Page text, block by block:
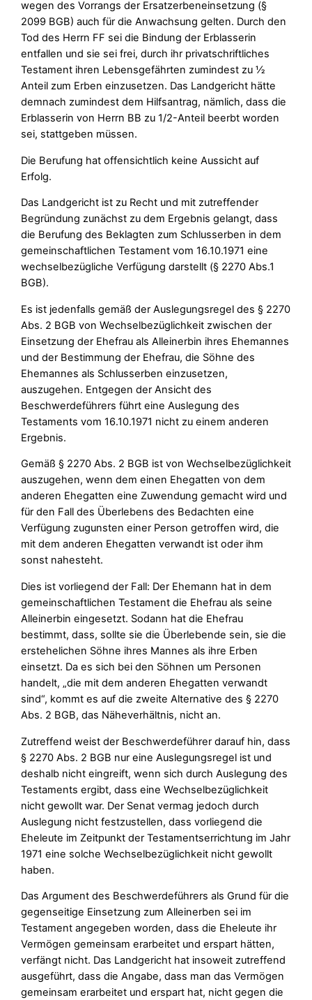
wegen des Vorrangs der Ersatzerbeneinsetzung (§
2099 BGB) auch für die Anwachsung gelten. Durch den
Tod des Herrn FF sei die Bindung der Erblasserin
entfallen und sie sei frei, durch ihr privatschriftliches
Testament ihren Lebensgefährten zumindest zu ½
Anteil zum Erben einzusetzen. Das Landgericht hätte
demnach zumindest dem Hilfsantrag, nämlich, dass die
Erblasserin von Herrn BB zu 1/2-Anteil beerbt worden
sei, stattgeben müssen.
Die Berufung hat offensichtlich keine Aussicht auf
Erfolg.
Das Landgericht ist zu Recht und mit zutreffender
Begründung zunächst zu dem Ergebnis gelangt, dass
die Berufung des Beklagten zum Schlusserben in dem
gemeinschaftlichen Testament vom 16.10.1971 eine
wechselbezügliche Verfügung darstellt (§ 2270 Abs.1
BGB).
Es ist jedenfalls gemäß der Auslegungsregel des § 2270
Abs. 2 BGB von Wechselbezüglichkeit zwischen der
Einsetzung der Ehefrau als Alleinerbin ihres Ehemannes
und der Bestimmung der Ehefrau, die Söhne des
Ehemannes als Schlusserben einzusetzen,
auszugehen. Entgegen der Ansicht des
Beschwerdeführers führt eine Auslegung des
Testaments vom 16.10.1971 nicht zu einem anderen
Ergebnis.
Gemäß § 2270 Abs. 2 BGB ist von Wechselbezüglichkeit
auszugehen, wenn dem einen Ehegatten von dem
anderen Ehegatten eine Zuwendung gemacht wird und
für den Fall des Überlebens des Bedachten eine
Verfügung zugunsten einer Person getroffen wird, die
mit dem anderen Ehegatten verwandt ist oder ihm
sonst nahesteht.
Dies ist vorliegend der Fall: Der Ehemann hat in dem
gemeinschaftlichen Testament die Ehefrau als seine
Alleinerbin eingesetzt. Sodann hat die Ehefrau
bestimmt, dass, sollte sie die Überlebende sein, sie die
erstehelichen Söhne ihres Mannes als ihre Erben
einsetzt. Da es sich bei den Söhnen um Personen
handelt, „die mit dem anderen Ehegatten verwandt
sind“, kommt es auf die zweite Alternative des § 2270
Abs. 2 BGB, das Näheverhältnis, nicht an.
Zutreffend weist der Beschwerdeführer darauf hin, dass
§ 2270 Abs. 2 BGB nur eine Auslegungsregel ist und
deshalb nicht eingreift, wenn sich durch Auslegung des
Testaments ergibt, dass eine Wechselbezüglichkeit
nicht gewollt war. Der Senat vermag jedoch durch
Auslegung nicht festzustellen, dass vorliegend die
Eheleute im Zeitpunkt der Testamentserrichtung im Jahr
1971 eine solche Wechselbezüglichkeit nicht gewollt
haben.
Das Argument des Beschwerdeführers als Grund für die
gegenseitige Einsetzung zum Alleinerben sei im
Testament angegeben worden, dass die Eheleute ihr
Vermögen gemeinsam erarbeitet und erspart hätten,
verfängt nicht. Das Landgericht hat insoweit zutreffend
ausgeführt, dass die Angabe, dass man das Vermögen
gemeinsam erarbeitet und erspart hat, nicht gegen die